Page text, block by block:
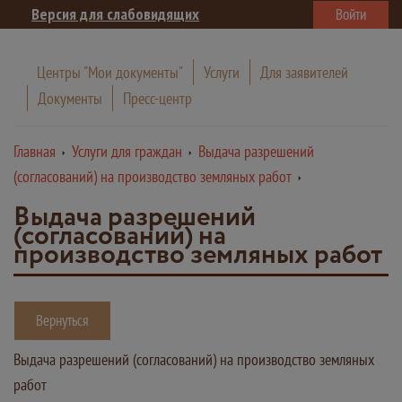
Версия для слабовидящих Войти
Центры "Мои документы" Услуги
Для заявителей
Документы
Пресс-центр
Главная Услуги для граждан
Выдача разрешений
(согласований) на производство земляных работ
Выдача разрешений
(согласований) на
производство земляных работ
Вернуться
Выдача разрешений (согласований) на производство земляных
работ